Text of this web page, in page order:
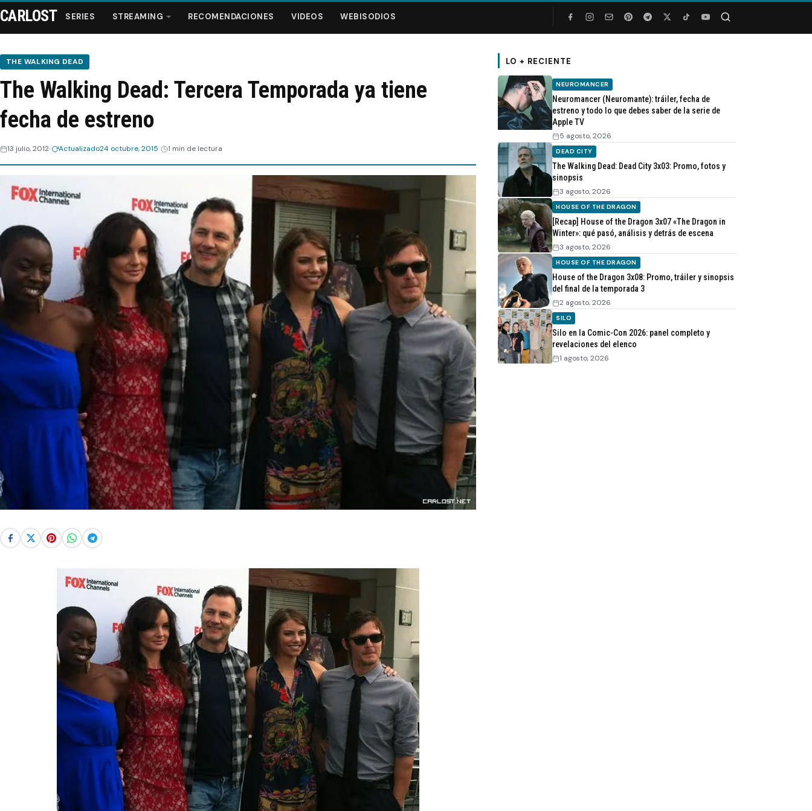
Series
Streaming
Videos
Webisodios
CARLOST SERIES STREAMING RECOMENDACIONES VIDEOS WEBISODIOS
THE WALKING DEAD
The Walking Dead: Tercera Temporada ya tiene
fecha de estreno
13 julio, 2012 Actualizado24 octubre, 2015 1 min de lectura
LO + RECIENTE
NEUROMANCER
Neuromancer (Neuromante): tráiler, fecha de
estreno y todo lo que debes saber de la serie de
Apple TV
5 agosto, 2026
DEAD CITY
The Walking Dead: Dead City 3x03: Promo, fotos y
sinopsis
3 agosto, 2026
HOUSE OF THE DRAGON
[Recap] House of the Dragon 3x07 «The Dragon in
Winter»: qué pasó, análisis y detrás de escena
3 agosto, 2026
HOUSE OF THE DRAGON
House of the Dragon 3x08: Promo, tráiler y sinopsis
del final de la temporada 3
2 agosto, 2026
SILO
Silo en la Comic-Con 2026: panel completo y
revelaciones del elenco
1 agosto, 2026